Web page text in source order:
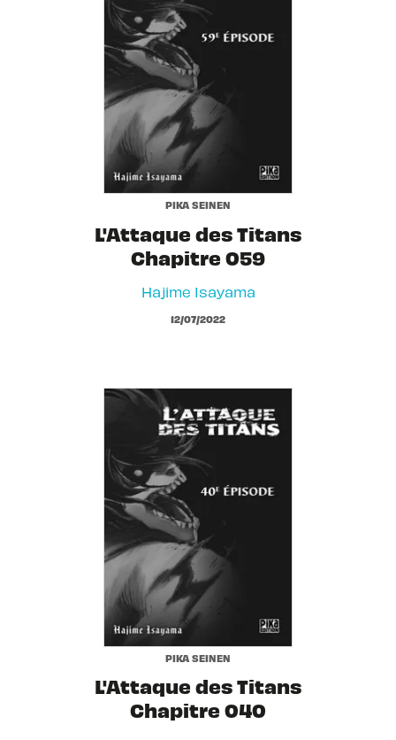
PIKA SEINEN
L'Attaque des Titans
Chapitre 059
Hajime Isayama
12/07/2022
PIKA SEINEN
L'Attaque des Titans
Chapitre 040